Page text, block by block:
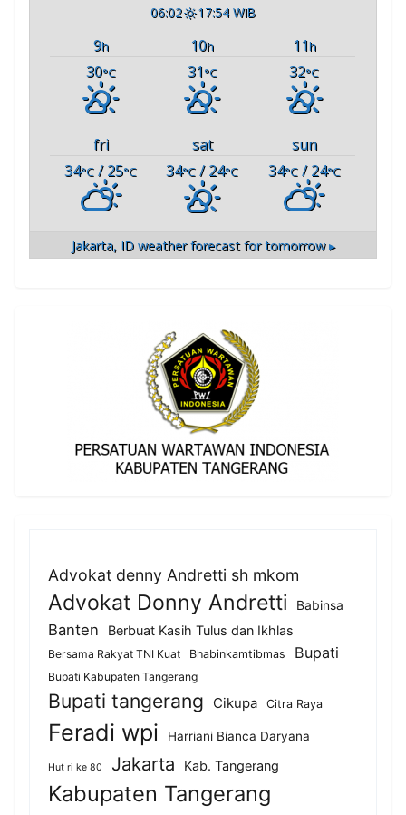
06:02 17:54 WIB
9h 10h 11h
30°C 31°C 32°C
fri sat
sun
34°C / 25°C 34°C / 24°C 34°C/ 24°C
Jakarta, IDweather forecast for tomorrow ▸
Advokat denny Andretti sh mkom
Advokat Donny Andretti Babinsa
Banten Berbuat Kasih Tulus dan Ikhlas
Bersama Rakyat TNI Kuat Bhabinkamtibmas Bupati
Bupati Kabupaten Tangerang
Bupati tangerang Cikupa Citra Raya
Feradi wpi Harriani Bianca Daryana
Hut ri ke 80 Jakarta Kab. Tangerang
Kabupaten Tangerang